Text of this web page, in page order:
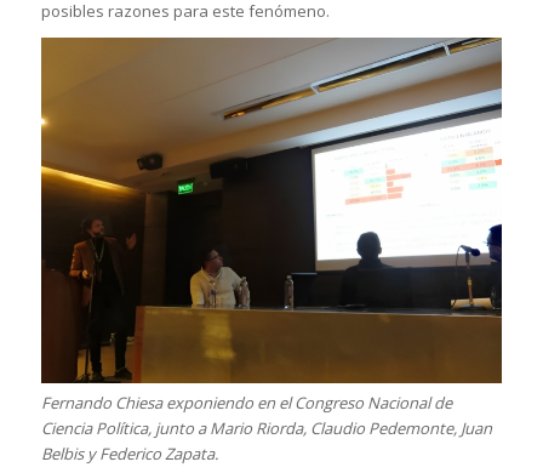
posibles razones para este fenómeno.
Fernando Chiesa exponiendo en el Congreso Nacional de
Ciencia Política, junto a Mario Riorda, Claudio Pedemonte, Juan
Belbis y Federico Zapata.